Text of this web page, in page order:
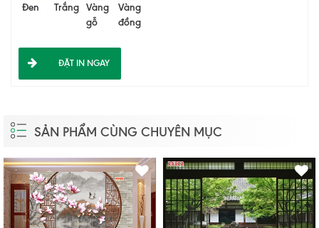
Đen Trắng Vàng
gỗ
Vàng
đồng
ĐẶT IN NGAY
SẢN PHẨM CÙNG CHUYÊN MỤC